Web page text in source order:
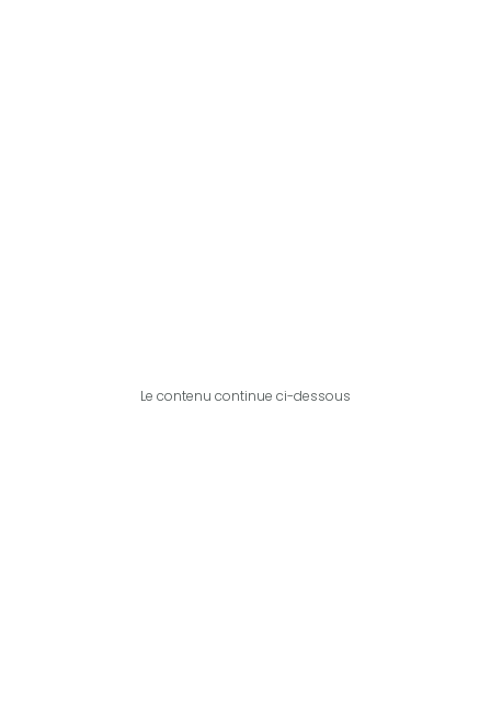
Le contenu continue ci-dessous